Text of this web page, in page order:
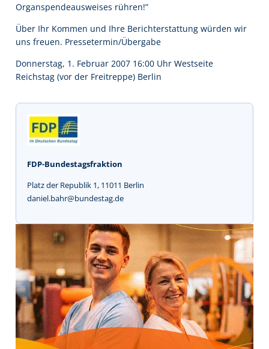
Organspendeausweises rühren!”
Über Ihr Kommen und Ihre Berichterstattung würden wir
uns freuen. Pressetermin/Übergabe
Donnerstag, 1. Februar 2007 16:00 Uhr Westseite
Reichstag (vor der Freitreppe) Berlin
FDP-Bundestagsfraktion
Platz der Republik 1, 11011 Berlin
daniel.bahr@bundestag.de